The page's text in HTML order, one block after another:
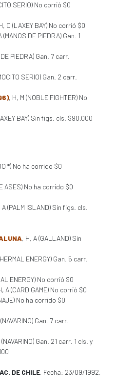
SERIO) No corrió $0
C (LAXEY BAY) No corrió $0
(MANOS DE PIEDRA) Gan. 1
PIEDRA) Gan. 7 carr.
SERIO) Gan. 2 carr.
, H, M (NOBLE FIGHTER) No
BAY) Sin figs. cls. $90.000
*) No ha corrido $0
ASES) No ha corrido $0
A (PALM ISLAND) Sin figs. cls.
, H, A (GALLAND) Sin
ENERGY) Gan. 5 carr.
ENERGY) No corrió $0
A (CARD GAME) No corrió $0
No ha corrido $0
Gan. 7 carr.
(NAVARINO) Gan. 21 carr. 1 cls. y
DE CHILE, Fecha: 23/09/1992,